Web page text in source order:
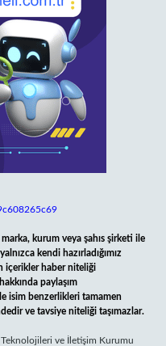
kurum veya şahıs şirketi ile
kendi hazırladığımız
içerikler haber niteliği
paylaşım
isim benzerlikleri tamamen
ve tavsiye niteliği taşımazlar.
ve İletişim Kurumu